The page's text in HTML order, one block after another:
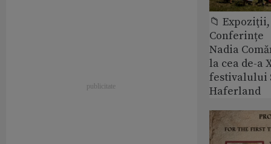
📁
Conferințe
Nadia
la cea de-a
festivalului
Haferland